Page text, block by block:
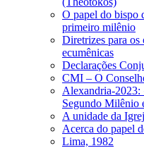
O papel do bispo
primeiro milênio
Diretrizes para os
ecumênicas
Declarações
CMI – O
Alexandria-2023:
Segundo Milênio
A unidade da
Acerca do papel
Lima, 1982